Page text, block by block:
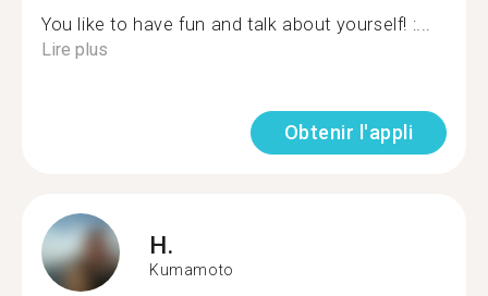
You like to have fun and talk about yourself! :...
Lire plus
Obtenir l'appli
H.
Kumamoto